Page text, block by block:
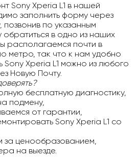
Sony Xperia L1 в нашей
заполнить форму через
позвонив по указанным
в одно из наших
располагаемся почти в
метро, так что к нам удобно
Sony Xperia L1 можно из любого
Новую Почту.
бесплатную диагностику,
подмену,
от гарантии,
Sony Xperia L1 со
за ценообразованием,
на выезде.